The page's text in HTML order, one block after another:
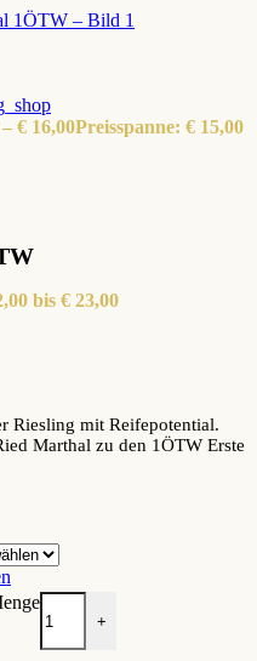
– € 16,00Preisspanne: € 15,00
bis € 23,00
Riesling mit Reifepotential.
Marthal zu den 1ÖTW Erste
+